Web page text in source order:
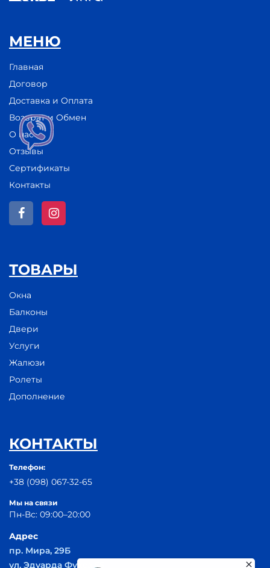
МЕНЮ
Главная
Договор
Доставка и Оплата
Возврат и Обмен
О нас
Отзывы
Сертификаты
Контакты
ТОВАРЫ
Окна
Балконы
Двери
Услуги
Жалюзи
Ролеты
Дополнение
КОНТАКТЫ
Телефон:
+38 (098) 067-32-65
Мы на связи
Пн-Вс: 09:00–20:00
Адрес
пр. Мира, 29Б
ул. Эдуарда Фукса 55